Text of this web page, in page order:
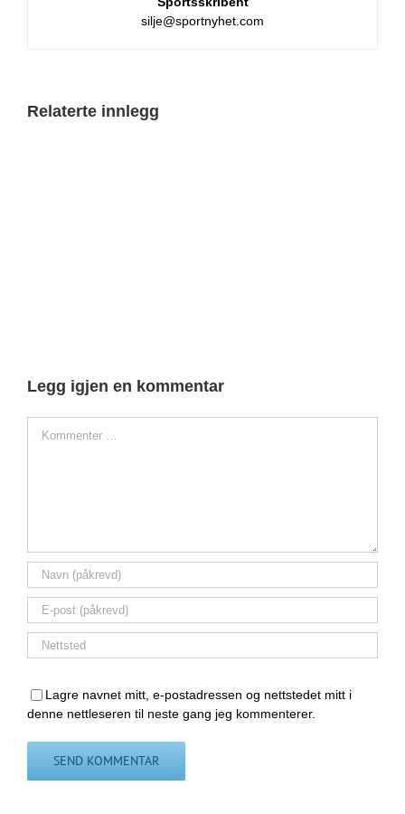
silje@sportnyhet.com
Relaterte innlegg
Legg igjen en kommentar
Lagre navnet mitt, e-postadressen og nettstedet mitt i
denne nettleseren til neste gang jeg kommenterer.